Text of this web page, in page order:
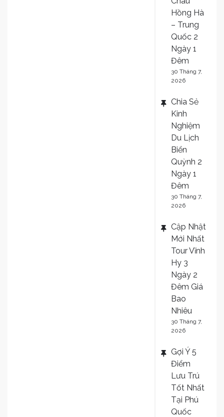
Hồng Hà
– Trung
Quốc 2
Ngày 1
Đêm
30 Tháng 7,
2026
Chia Sẻ
Kinh
Nghiệm
Du Lịch
Biển
Quỳnh 2
Ngày 1
Đêm
30 Tháng 7,
2026
Cập Nhật
Mới Nhất
Tour Vĩnh
Hy 3
Ngày 2
Đêm Giá
Bao
Nhiêu
30 Tháng 7,
2026
Gợi Ý 5
Điểm
Lưu Trú
Tốt Nhất
Tại Phú
Quốc